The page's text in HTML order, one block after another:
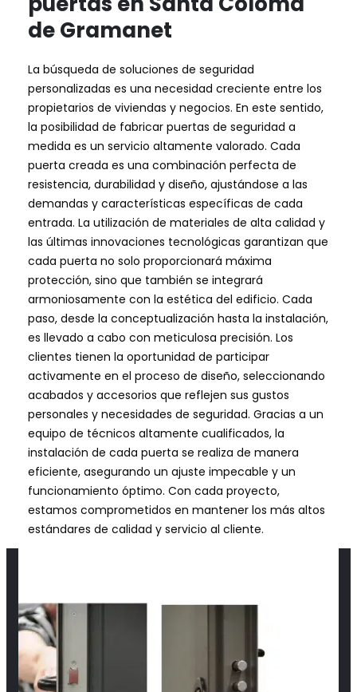
de Gramanet
La búsqueda de soluciones de seguridad
personalizadas es una necesidad creciente entre los
propietarios de viviendas y negocios. En este sentido,
la posibilidad de fabricar puertas de seguridad a
medida es un servicio altamente valorado. Cada
puerta creada es una combinación perfecta de
resistencia, durabilidad y diseño, ajustándose a las
demandas y características específicas de cada
entrada. La utilización de materiales de alta calidad y
las últimas innovaciones tecnológicas garantizan que
cada puerta no solo proporcionará máxima
protección, sino que también se integrará
armoniosamente con la estética del edificio. Cada
paso, desde la conceptualización hasta la instalación,
es llevado a cabo con meticulosa precisión. Los
clientes tienen la oportunidad de participar
activamente en el proceso de diseño, seleccionando
acabados y accesorios que reflejen sus gustos
personales y necesidades de seguridad. Gracias a un
equipo de técnicos altamente cualificados, la
instalación de cada puerta se realiza de manera
eficiente, asegurando un ajuste impecable y un
funcionamiento óptimo. Con cada proyecto,
estamos comprometidos en mantener los más altos
estándares de calidad y servicio al cliente.